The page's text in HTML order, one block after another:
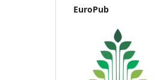
EuroPub